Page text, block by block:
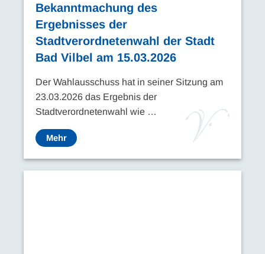
Bekanntmachung des
Ergebnisses der
Stadtverordnetenwahl der Stadt
Bad Vilbel am 15.03.2026
Der Wahlausschuss hat in seiner Sitzung am
23.03.2026 das Ergebnis der
Stadtverordnetenwahl wie …
Mehr